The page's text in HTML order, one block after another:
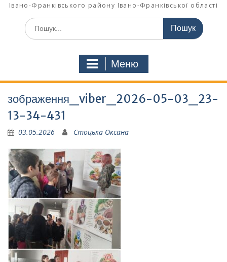
Івано-Франківського району Івано-Франківської області
Шукати:
Меню
зображення_viber_2026-05-03_23-
13-34-431
03.05.2026 Стоцька Оксана